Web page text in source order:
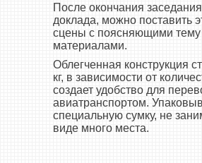
После окончания
доклада, можно поставить
сцены с поясняющими тему
материалами.
Облегченная конструкция
кг, в зависимости от
создает удобство для
авиатранспортом.
специальную сумку, не
виде много места.